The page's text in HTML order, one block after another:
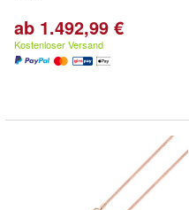
ab 1.492,99 €
Kostenloser Versand